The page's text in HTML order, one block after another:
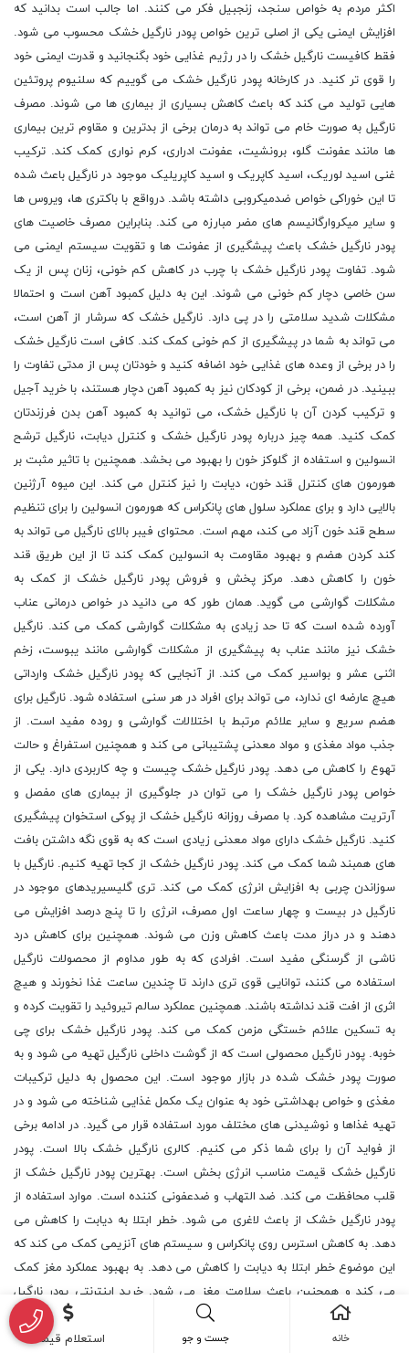
اکثر مردم به خواص سنجد، زنجبیل فکر می کنند. اما جالب است بدانید که
افزایش ایمنی یکی از اصلی ترین خواص پودر نارگیل خشک محسوب می شود.
فقط کافیست نارگیل خشک را در رژیم غذایی خود بگنجانید و قدرت ایمنی خود
را قوی تر کنید. در کارخانه پودر نارگیل خشک می گوییم که سلنیوم پروتئین
هایی تولید می کند که باعث کاهش بسیاری از بیماری ها می شوند. مصرف
نارگیل به صورت خام می تواند به درمان برخی از بدترین و مقاوم ترین بیماری
ها مانند عفونت گلو، برونشیت، عفونت ادراری، کرم نواری کمک کند. ترکیب
غنی اسید لوریک، اسید کاپریک و اسید کاپریلیک موجود در نارگیل باعث شده
تا این خوراکی خواص ضدمیکروبی داشته باشد. درواقع با باکتری ها، ویروس ها
و سایر میکروارگانیسم های مضر مبارزه می کند. بنابراین مصرف خاصیت های
پودر نارگیل خشک باعث پیشگیری از عفونت ها و تقویت سیستم ایمنی می
شود. تفاوت پودر نارگیل خشک با چرب در کاهش کم خونی، زنان پس از یک
سن خاصی دچار کم خونی می شوند. این به دلیل کمبود آهن است و احتمالا
مشکلات شدید سلامتی را در پی دارد. نارگیل خشک که سرشار از آهن است،
می تواند به شما در پیشگیری از کم خونی کمک کند. کافی است نارگیل خشک
را در برخی از وعده های غذایی خود اضافه کنید و خودتان پس از مدتی تفاوت را
ببینید. در ضمن، برخی از کودکان نیز به کمبود آهن دچار هستند، با خرید آجیل
و ترکیب کردن آن با نارگیل خشک، می توانید به کمبود آهن بدن فرزندتان
کمک کنید. همه چیز درباره پودر نارگیل خشک و کنترل دیابت، نارگیل ترشح
انسولین و استفاده از گلوکز خون را بهبود می بخشد. همچنین با تاثیر مثبت بر
هورمون های کنترل قند خون، دیابت را نیز کنترل می کند. این میوه آرژنین
بالایی دارد و برای عملکرد سلول های پانکراس که هورمون انسولین را برای تنظیم
سطح قند خون آزاد می کند، مهم است. محتوای فیبر بالای نارگیل می تواند به
کند کردن هضم و بهبود مقاومت به انسولین کمک کند تا از این طریق قند
خون را کاهش دهد. مرکز پخش و فروش پودر نارگیل خشک از کمک به
مشکلات گوارشی می گوید. همان طور که می دانید در خواص درمانی عناب
آورده شده است که تا حد زیادی به مشکلات گوارشی کمک می کند. نارگیل
خشک نیز مانند عناب به پیشگیری از مشکلات گوارشی مانند یبوست، زخم
اثنی عشر و بواسیر کمک می کند. از آنجایی که پودر نارگیل خشک وارداتی
هیچ عارضه ای ندارد، می تواند برای افراد در هر سنی استفاده شود. نارگیل برای
هضم سریع و سایر علائم مرتبط با اختلالات گوارشی و روده مفید است. از
جذب مواد مغذی و مواد معدنی پشتیبانی می کند و همچنین استفراغ و حالت
تهوع را کاهش می دهد. پودر نارگیل خشک چیست و چه کاربردی دارد. یکی از
خواص پودر نارگیل خشک را می توان در جلوگیری از بیماری های مفصل و
آرتریت مشاهده کرد. با مصرف روزانه نارگیل خشک از پوکی استخوان پیشگیری
کنید. نارگیل خشک دارای مواد معدنی زیادی است که به قوی نگه داشتن بافت
های همبند شما کمک می کند. پودر نارگیل خشک از کجا تهیه کنیم. نارگیل با
سوزاندن چربی به افزایش انرژی کمک می کند. تری گلیسیریدهای موجود در
نارگیل در بیست و چهار ساعت اول مصرف، انرژی را تا پنج درصد افزایش می
دهند و در دراز مدت باعث کاهش وزن می شوند. همچنین برای کاهش درد
ناشی از گرسنگی مفید است. افرادی که به طور مداوم از محصولات نارگیل
استفاده می کنند، توانایی قوی تری دارند تا چندین ساعت غذا نخورند و هیچ
اثری از افت قند نداشته باشند. همچنین عملکرد سالم تیروئید را تقویت کرده و
به تسکین علائم خستگی مزمن کمک می کند. پودر نارگیل خشک برای چی
خوبه. پودر نارگیل محصولی است که از گوشت داخلی نارگیل تهیه می شود و به
صورت پودر خشک شده در بازار موجود است. این محصول به دلیل ترکیبات
مغذی و خواص بهداشتی خود به عنوان یک مکمل غذایی شناخته می شود و در
تهیه غذاها و نوشیدنی های مختلف مورد استفاده قرار می گیرد. در ادامه برخی
از فواید آن را برای شما ذکر می کنیم. کالری نارگیل خشک بالا است. پودر
نارگیل خشک قیمت مناسب انرژی بخش است. بهترین پودر نارگیل خشک از
قلب محافظت می کند. ضد التهاب و ضدعفونی کننده است. موارد استفاده از
پودر نارگیل خشک از باعث لاغری می شود. خطر ابتلا به دیابت را کاهش می
دهد. به کاهش استرس روی پانکراس و سیستم های آنزیمی کمک می کند که
این موضوع خطر ابتلا به دیابت را کاهش می دهد. به بهبود عملکرد مغز کمک
می کند و همچنین باعث سلامت مغز می شود. خرید اینترنتی پودر نارگیل
خشک خود را از طریق آریانا شیمی انجام دهید تا بهترین ها را به دست آورید.
خانه جست و جو استعلام قیمت